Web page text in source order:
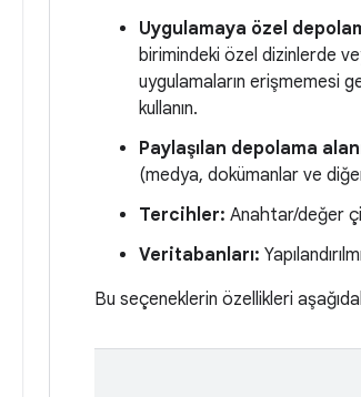
Uygulamaya özel
birimindeki özel dizinlerde
uygulamaların erişmemesi
kullanın.
Paylaşılan depolama
(medya, dokümanlar ve
Tercihler: Anahtar/değer
Veritabanları:
Bu seçeneklerin özellikleri